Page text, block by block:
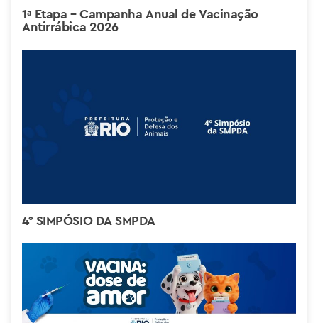
1ª Etapa – Campanha Anual de Vacinação
Antirrábica 2026
4° SIMPÓSIO DA SMPDA